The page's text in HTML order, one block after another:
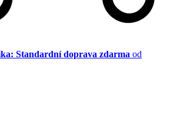
Standardní doprava zdarma od